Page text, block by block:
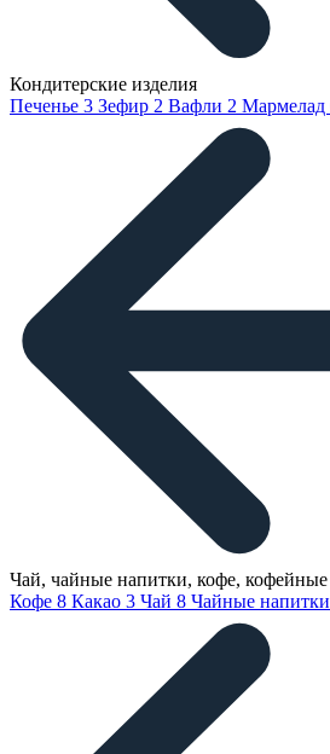
Кондитерские изделия
Печенье 3 Зефир 2 Вафли 2 Мармелад
Чай, чайные напитки, кофе, кофейные
Кофе 8 Какао 3 Чай 8 Чайные напитки